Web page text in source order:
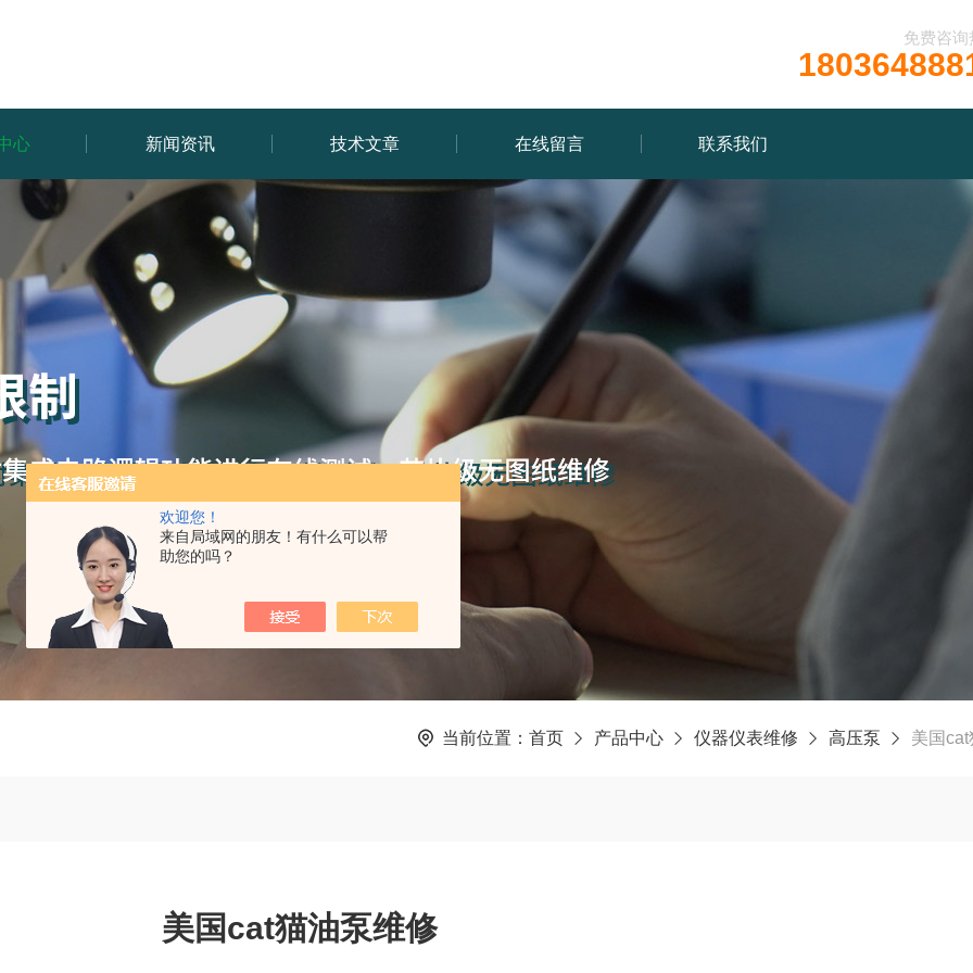
欢迎您！
来自局域网的朋友！有什么可以帮
助您的吗？
免费咨询
心 新闻资讯 技术文章 在线留言 联系我们
当前位置： 首页 产品中心 仪器仪表维修 高压泵 美国
美国cat猫油泵维修